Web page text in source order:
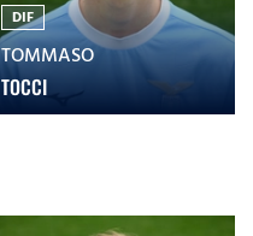
DIF
TOMMASO
TOCCI